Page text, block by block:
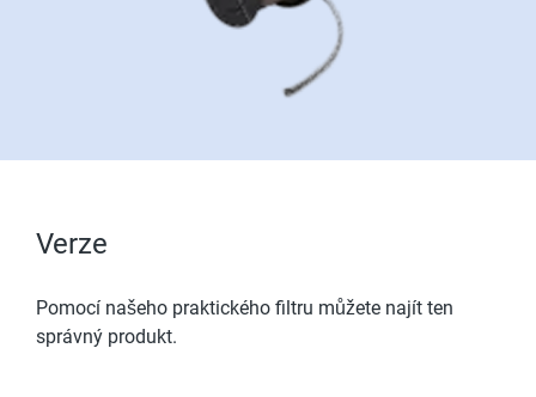
Verze
Pomocí našeho praktického filtru můžete najít ten
správný produkt.